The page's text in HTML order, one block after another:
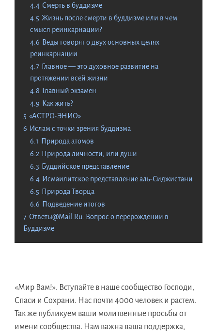
4.4 Смерть в буддизме
4.5 Жизнь после смерти в буддизме или в чем
смысл реинкарнации?
4.6 Веды говорят о двух основных целях
реинкарнации
4.7 Главное — это духовное развитие на
протяжении всей жизни
4.8 Главный экзамен
4.9 Как жить?
5 «АСТРО-ЭНИО»
6 Ислам с точки зрения буддизма
6.1
Природа атомов
6.2 Природа личности, или души
6.3 Буддийское представление
6.4 Исмаилитское представление аль-Сиджистани
6.5 Природа Творца
6.6 Подведение итогов
7 Ответы@Mail.Ru: Вопрос о перерождении в
Буддизме
«Мир Вам!». Вступайте в наше сообщество Господи,
Спаси и Сохрани. Нас почти 4000 человек и растем.
Так же публикуем ваши молитвенные просьбы от
имени сообщества. Нам важна ваша поддержка,